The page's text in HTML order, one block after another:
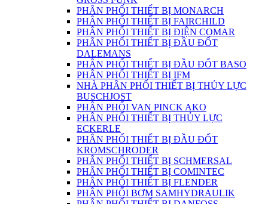
PHÂN PHỐI THIẾT BỊ MONARCH
PHÂN PHỐI THIẾT BỊ FAIRCHILD
PHÂN PHỐI THIẾT BỊ ĐIỆN COMAR
PHÂN PHỐI THIẾT BỊ ĐẦU ĐỐT
DALEMANS
PHÂN PHỐI THIẾT BỊ ĐẦU ĐỐT BASO
PHÂN PHỐI THIẾT BỊ IFM
NHÀ PHÂN PHỐI THIẾT BỊ THỦY LỰC
BUSCHJOST
PHÂN PHỐI VAN PINCK AKO
PHÂN PHỐI THIẾT BỊ THỦY LỰC
ECKERLE
PHÂN PHỐI THIẾT BỊ ĐẦU ĐỐT
KROMSCHRODER
PHÂN PHỐI THIẾT BỊ SCHMERSAL
PHÂN PHỐI THIẾT BỊ COMINTEC
PHÂN PHỐI THIẾT BỊ FLENDER
PHÂN PHỐI BƠM SAMHYDRAULIK